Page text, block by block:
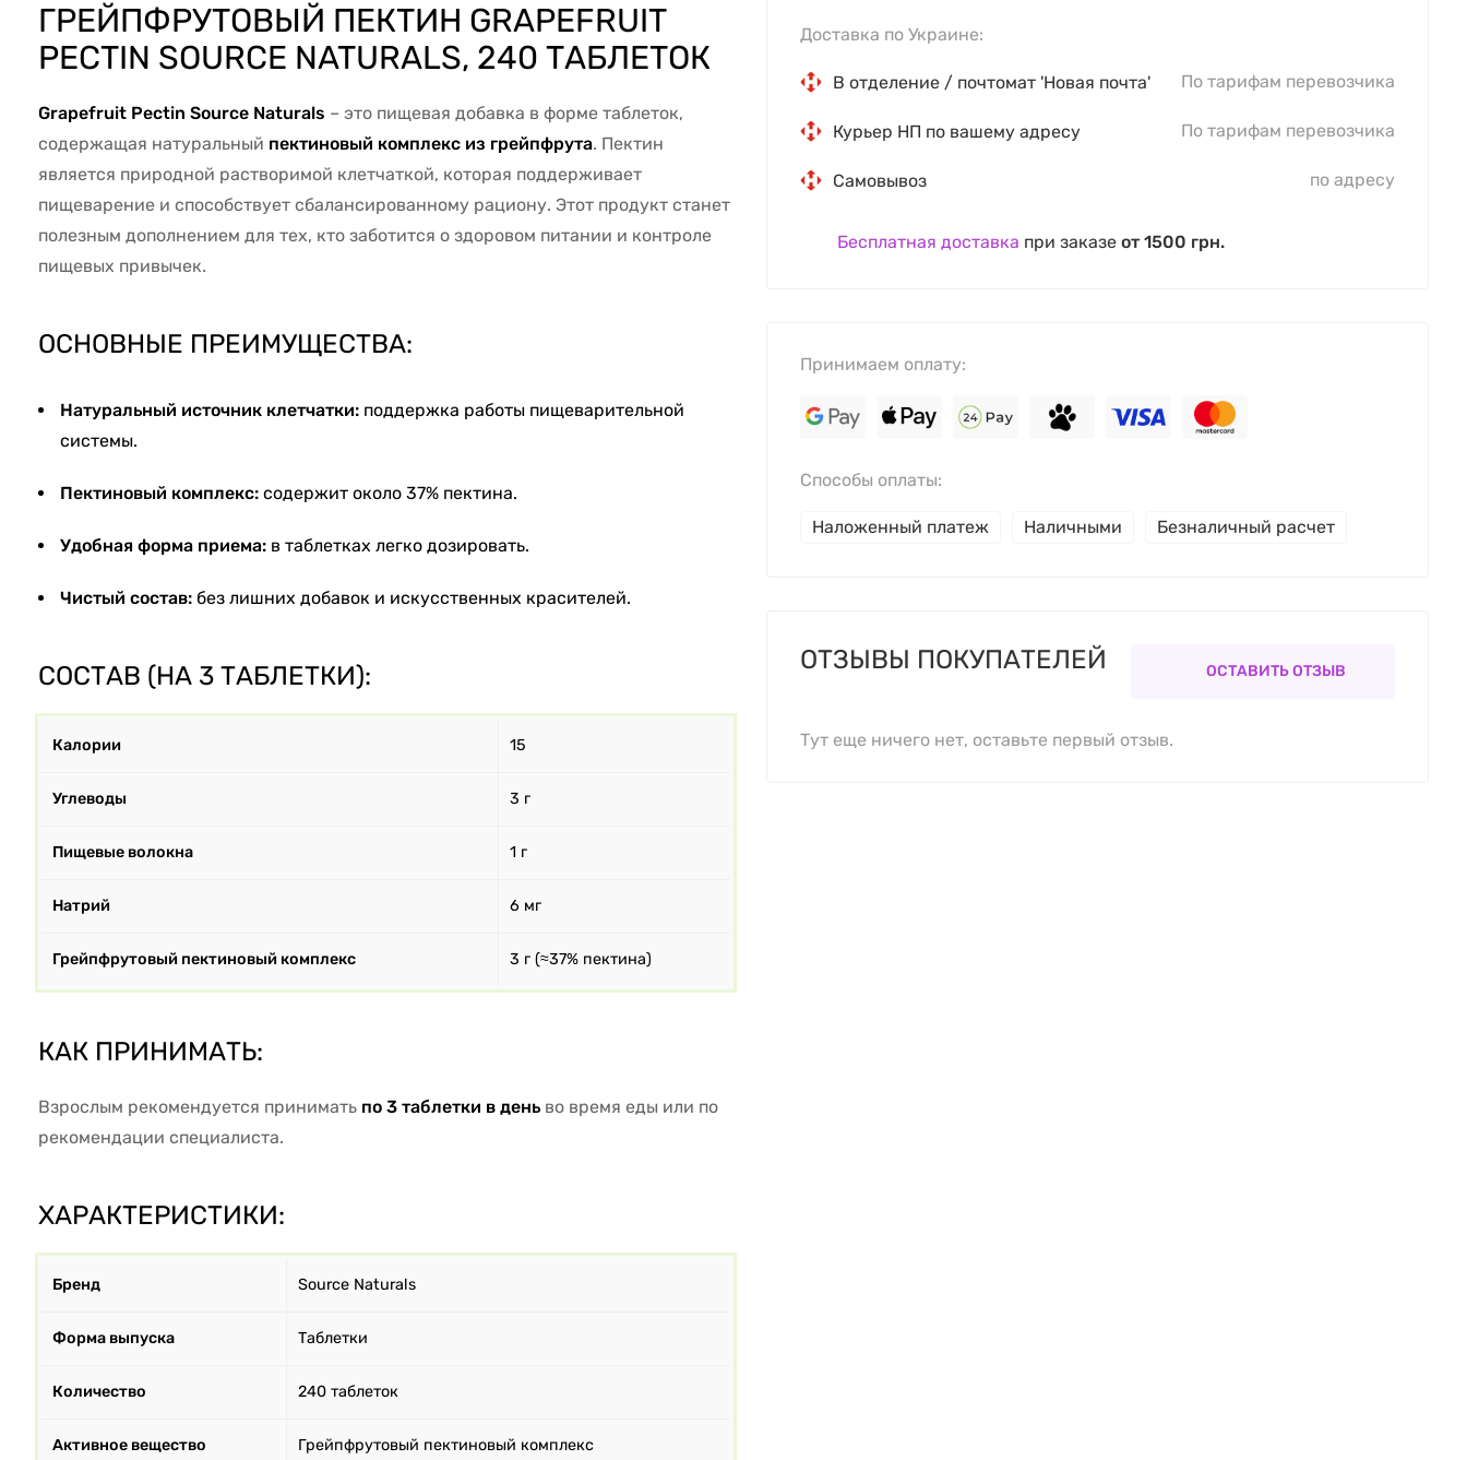
ГРЕЙПФРУТОВЫЙ ПЕКТИН GRAPEFRUIT
PECTIN SOURCE NATURALS, 240 ТАБЛЕТОК
Grapefruit Pectin Source Naturals – это пищевая добавка в форме таблеток,
содержащая натуральный пектиновый комплекс из грейпфрута. Пектин
является природной растворимой клетчаткой, которая поддерживает
пищеварение и способствует сбалансированному рациону. Этот продукт станет
полезным дополнением для тех, кто заботится о здоровом питании и контроле
пищевых привычек.
ОСНОВНЫЕ ПРЕИМУЩЕСТВА:
Натуральный источник клетчатки: поддержка работы пищеварительной
системы.
Пектиновый комплекс: содержит около 37% пектина.
Удобная форма приема: в таблетках легко дозировать.
Чистый состав: без лишних добавок и искусственных красителей.
СОСТАВ (НА 3 ТАБЛЕТКИ):
Калории 15
Углеводы 3 г
Пищевые волокна 1 г
Натрий 6 мг
Грейпфрутовый пектиновый комплекс 3 г (≈37% пектина)
КАК ПРИНИМАТЬ:
Взрослым рекомендуется принимать по 3 таблетки в день во время еды или по
рекомендации специалиста.
ХАРАКТЕРИСТИКИ:
Бренд Source Naturals
Форма выпуска Таблетки
Количество 240 таблеток
Активное вещество Грейпфрутовый пектиновый комплекс
Доставка по Украине:
В отделение / почтомат 'Новая почта' По тарифам перевозчика
Курьер НП по вашему адресу По тарифам перевозчика
Самовывоз по адресу
Бесплатная доставка при заказе от 1500 грн.
Принимаем оплату:
Способы оплаты:
Наложенный платеж Наличными Безналичный расчет
ОТЗЫВЫ ПОКУПАТЕЛЕЙ ОСТАВИТЬ ОТЗЫВ
Тут еще ничего нет, оставьте первый отзыв.